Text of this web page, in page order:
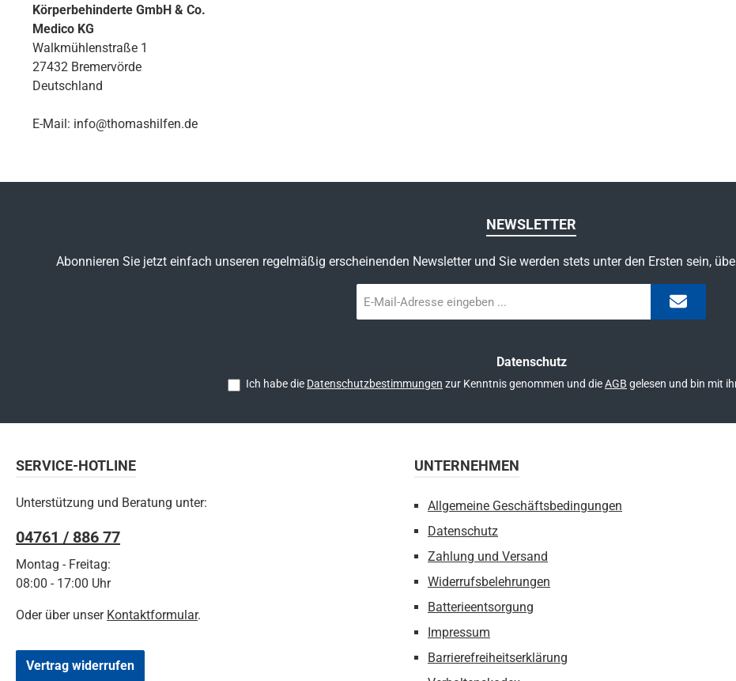
Körperbehinderte GmbH & Co.
Medico KG
Walkmühlenstraße 1
27432 Bremervörde
Deutschland
E-Mail: info@thomashilfen.de
NEWSLETTER
Abonnieren Sie jetzt einfach unseren regelmäßig erscheinenden Newsletter und Sie werden stets unter den Ersten sein,
Mail-
Datenschutz
Ich habe die Datenschutzbestimmungen zur Kenntnis genommen und dieAGB gelesen und bin mit
SERVICE-HOTLINE
Unterstützung und Beratung unter:
04761 / 886 77
Montag - Freitag:
08:00 - 17:00 Uhr
Oder über unser Kontaktformular.
Vertrag widerrufen
UNTERNEHMEN
Allgemeine Geschäftsbedingungen
Datenschutz
Zahlung und Versand
Widerrufsbelehrungen
Batterieentsorgung
Impressum
Barrierefreiheitserklärung